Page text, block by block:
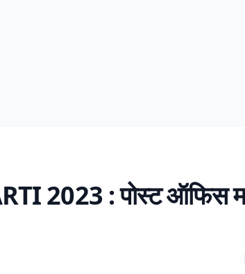
2023 : पोस्ट ऑफिस